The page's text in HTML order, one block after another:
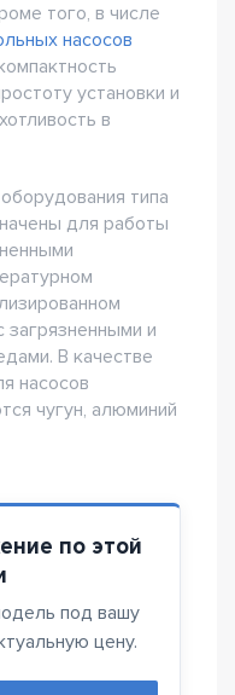
того, в числе
насосов
установки и
в
типа
для работы
загрязненными и
В качестве
насосов
чугун, алюминий
по этой
под вашу
цену.